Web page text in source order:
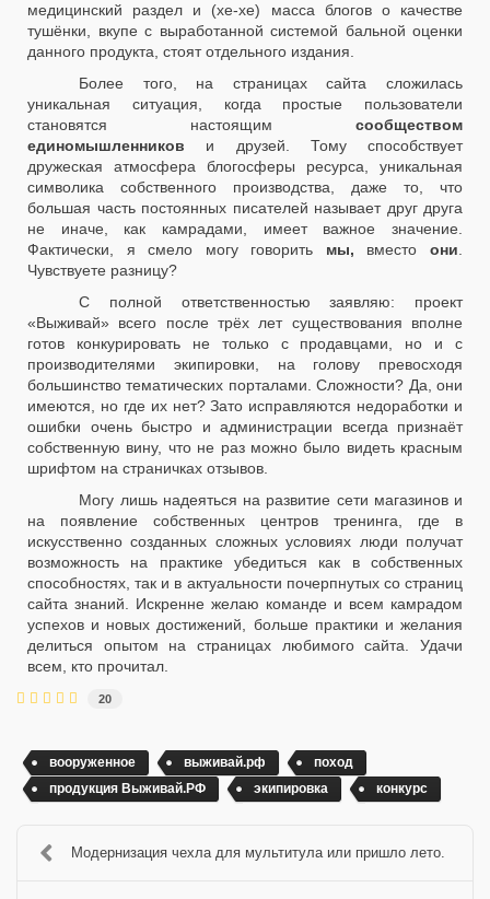
медицинский раздел и (хе-хе) масса блогов о качестве
тушёнки, вкупе с выработанной системой бальной оценки
данного продукта, стоят отдельного издания.
Более того, на страницах сайта сложилась
уникальная ситуация, когда простые пользователи
становятся настоящим сообществом
единомышленников и друзей. Тому способствует
дружеская атмосфера блогосферы ресурса, уникальная
символика собственного производства, даже то, что
большая часть постоянных писателей называет друг друга
не иначе, как камрадами, имеет важное значение.
Фактически, я смело могу говорить мы, вместоони
Чувствуете разницу?
С полной ответственностью заявляю: проект
«Выживай» всего после трёх лет существования вполне
готов конкурировать не только с продавцами, но и с
производителями экипировки, на голову превосходя
большинство тематических порталами. Сложности? Да, они
имеются, но где их нет? Зато исправляются недоработки и
ошибки очень быстро и администрации всегда признаёт
собственную вину, что не раз можно было видеть красным
шрифтом на страничках отзывов.
Могу лишь надеяться на развитие сети магазинов и
на появление собственных центров тренинга, где в
искусственно созданных сложных условиях люди получат
возможность на практике убедиться как в собственных
способностях, так и в актуальности почерпнутых со страниц
сайта знаний. Искренне желаю команде и всем камрадом
успехов и новых достижений, больше практики и желания
делиться опытом на страницах любимого сайта. Удачи
всем, кто прочитал.
20
вооруженное выживай.рф
поход
продукция Выживай.РФ
экипировка конкурс
Модернизация чехла для мультитула или пришло лето.